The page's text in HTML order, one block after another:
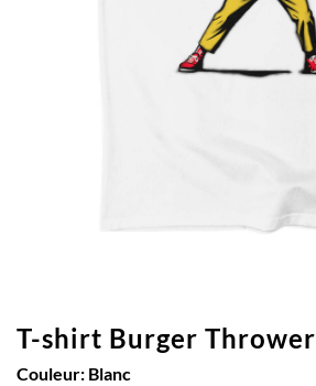
T-shirt Burger Thrower
Couleur: Blanc